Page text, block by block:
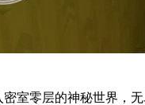
室零层的神秘世界，